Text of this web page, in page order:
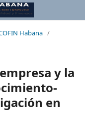
Habana /
y la
en